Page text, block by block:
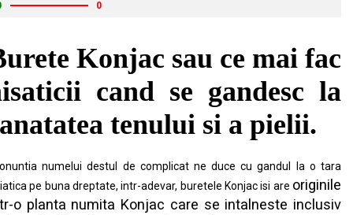
0
Konjac sau ce mai fac
cand se gandesc la
tenului si a pielii.
numelui destul de complicat ne duce cu gandul la o tara
pe buna dreptate, intr-adevar, buretele Konjac isi are originile
o planta numita Konjac care se intalneste inclusiv